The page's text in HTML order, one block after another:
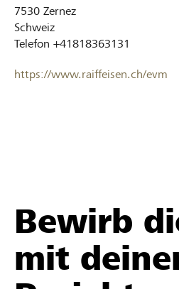
7530 Zernez
Schweiz
Telefon +41818363131
https://www.raiffeisen.ch/evm
Bewirb
mit